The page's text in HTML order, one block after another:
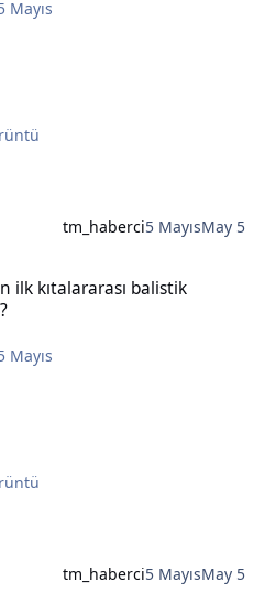
Mayıs
tm_haberci5 MayısMay 5
ilk kıtalararası balistik
Mayıs
tm_haberci5 MayısMay 5